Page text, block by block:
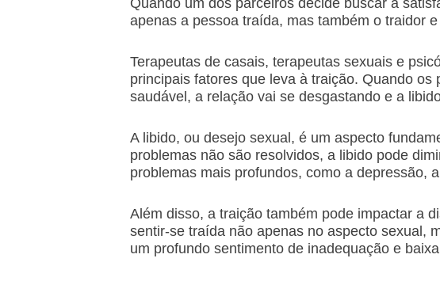
Quando um dos parceiros decide buscar a
apenas a pessoa traída, mas também o traidor
Terapeutas de casais, terapeutas sexuais e
principais fatores que leva à traição. Quando
saudável, a relação vai se desgastando e a
A libido, ou desejo sexual, é um aspecto
problemas não são resolvidos, a libido pode
problemas mais profundos, como a depressão,
Além disso, a traição também pode impactar a
sentir-se traída não apenas no aspecto sexual,
um profundo sentimento de inadequação e